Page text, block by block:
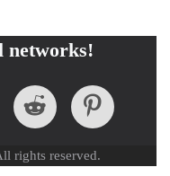
networks!
rights reserved.